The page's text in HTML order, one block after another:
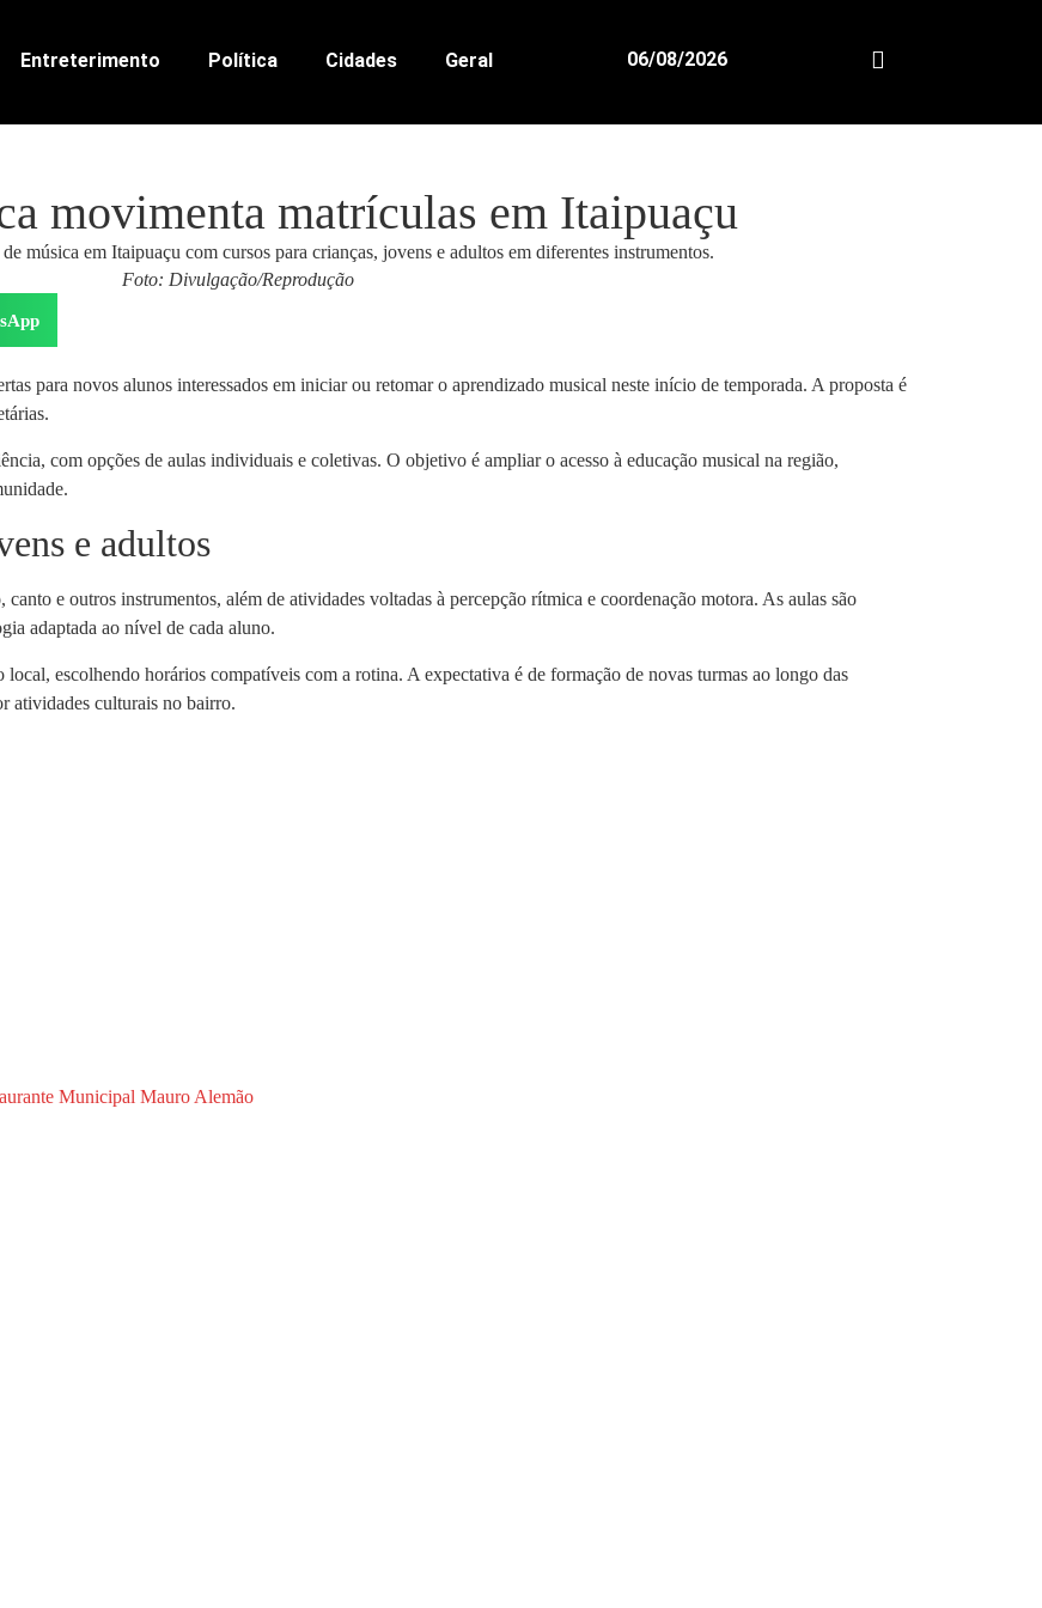
Entreterimento Política Cidades Geral 06/08/2026
movimenta matrículas em Itaipuaçu
Foto: Divulgação/Reprodução
para novos alunos interessados em iniciar ou retomar o aprendizado musical neste início de temporada. A proposta é
com opções de aulas individuais e coletivas. O objetivo é ampliar o acesso à educação musical na região,
e adultos
e outros instrumentos, além de atividades voltadas à percepção rítmica e coordenação motora. As aulas são
adaptada ao nível de cada aluno.
escolhendo horários compatíveis com a rotina. A expectativa é de formação de novas turmas ao longo das
atividades culturais no bairro.